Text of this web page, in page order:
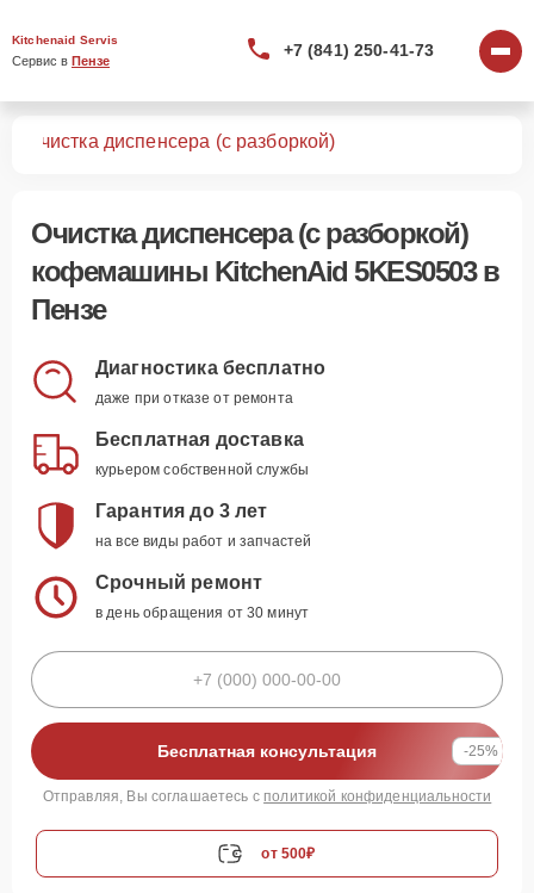
Kitchenaid Servis
Сервис в Пензе
+7 (841) 250-41-73
Очистка диспенсера (с разборкой)
Очистка диспенсера (с разборкой)
кофемашины KitchenAid 5KES0503 в
Пензе
Диагностика бесплатно
даже при отказе от ремонта
Бесплатная доставка
курьером собственной службы
Гарантия до 3 лет
на все виды работ и запчастей
Срочный ремонт
в день обращения от 30 минут
Бесплатная консультация -25%
Отправляя, Вы соглашаетесь с политикой конфиденциальности
от 500₽